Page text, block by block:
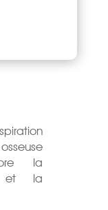
la
et la